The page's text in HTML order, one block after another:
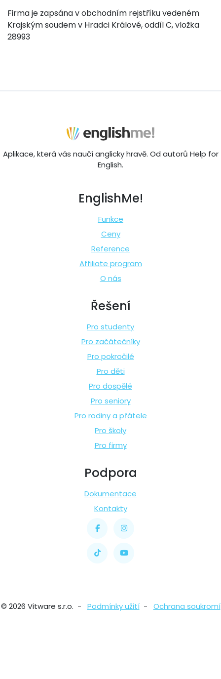
Firma je zapsána v obchodním rejstříku vedeném
Krajským soudem v Hradci Králové, oddíl C, vložka
28993
Aplikace, která vás naučí anglicky hravě. Od autorů Help for
English.
EnglishMe!
Funkce
Ceny
Reference
Affiliate program
O nás
Řešení
Pro studenty
Pro začátečníky
Pro pokročilé
Pro děti
Pro dospělé
Pro seniory
Pro rodiny a přátele
Pro školy
Pro firmy
Podpora
Dokumentace
Kontakty
© 2026 Vitware s.r.o. - Podmínky užití- Ochrana soukromí